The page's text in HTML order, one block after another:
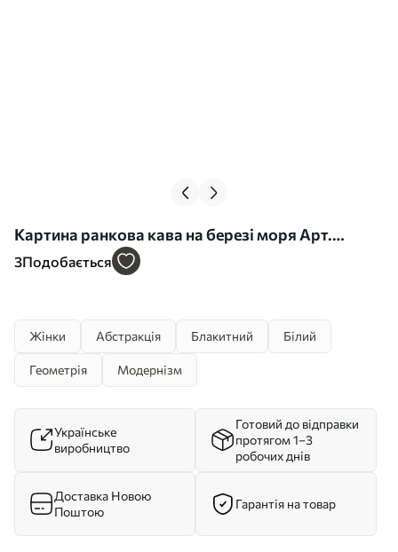
Картина ранкова кава на березі моря Арт.
s48792
3Подобається
Жінки Абстракція Блакитний Білий
Геометрія Модернізм
Українське
виробництво
Готовий до відправки
протягом 1–3
робочих днів
Доставка Новою
Поштою
Гарантія на товар